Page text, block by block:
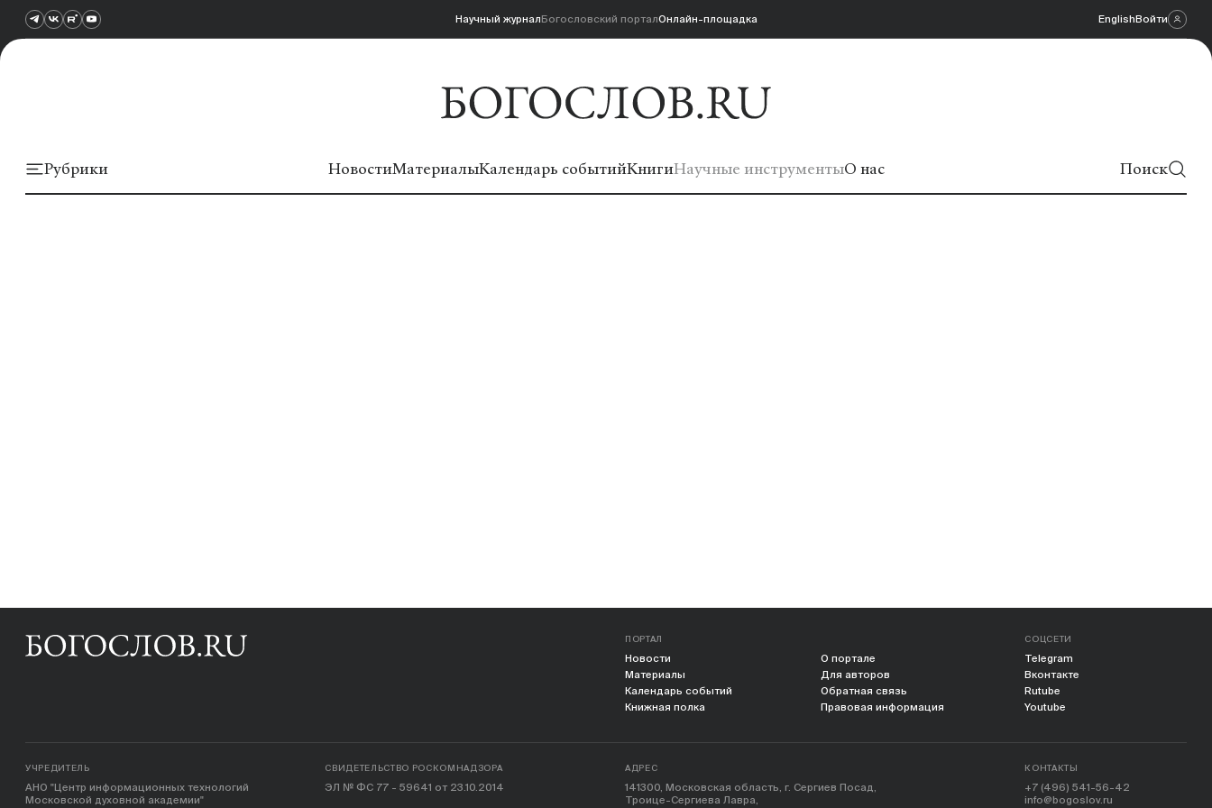
Научный журналБогословский порталОнлайн-площадка EnglishВойти
Рубрики НовостиМатериалыКалендарь событийКнигиНаучные инструментыО нас Поиск
ПОРТАЛ
Новости
Материалы
Календарь событий
Книжная полка
О портале
Для авторов
Обратная связь
Правовая информация
СОЦСЕТИ
Telegram
Вконтакте
Rutube
Youtube
УЧРЕДИТЕЛЬ
АНО "Центр информационных технологий
Московской духовной академии"
СВИДЕТЕЛЬСТВО РОСКОМНАДЗОРА
ЭЛ № ФС 77 - 59641 от 23.10.2014
АДРЕС
141300, Московская область, г. Сергиев Посад,
Троице-Сергиева Лавра,
КОНТАКТЫ
+7 (496) 541-56-42
info@bogoslov.ru